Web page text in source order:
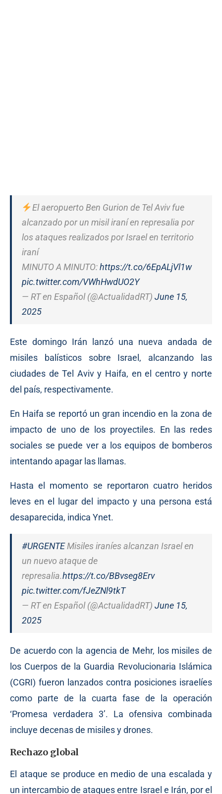
El aeropuerto Ben Gurion de Tel Aviv fue
alcanzado por un misil iraní en represalia por
los ataques realizados por Israel en territorio
iraní
MINUTO A MINUTO:https://t.co/6EpALjVl1w
pic.twitter.com/VWhHwdUO2Y
— RT en Español (@ActualidadRT) June 15,
2025
Este domingo Irán lanzó una nueva andada de
misiles balísticos sobre Israel, alcanzando las
ciudades de Tel Aviv y Haifa, en el centro y norte
del país, respectivamente.
En Haifa se reportó un gran incendio en la zona de
impacto de uno de los proyectiles. En las redes
sociales se puede ver a los equipos de bomberos
intentando apagar las llamas.
Hasta el momento se reportaron cuatro heridos
leves en el lugar del impacto y una persona está
desaparecida, indica Ynet.
#URGENTEMisiles iraníes alcanzan Israel en
un nuevo ataque de
represalia.https://t.co/BBvseg8Erv
pic.twitter.com/fJeZNl9tkT
— RT en Español (@ActualidadRT) June 15,
2025
De acuerdo con la agencia de Mehr, los misiles de
los Cuerpos de la Guardia Revolucionaria Islámica
(CGRI) fueron lanzados contra posiciones israelíes
como parte de la cuarta fase de la operación
‘Promesa verdadera 3’. La ofensiva combinada
incluye decenas de misiles y drones.
Rechazo global
El ataque se produce en medio de una escalada y
un intercambio de ataques entre Israel e Irán, por el